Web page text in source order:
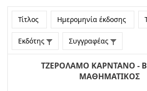
Τίτλος Ημερομηνία έκδοσης
Εκδότης Συγγραφέας
ΤΖΕΡΟΛΑΜΟ ΚΑΡΝΤΑΝΟ -
ΜΑΘΗΜΑΤΙΚΟΣ